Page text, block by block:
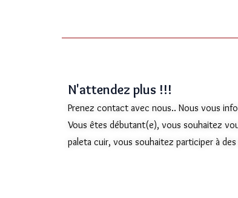
N'attendez plus !!!
Prenez contact avec nous.. Nous vous
Vous êtes débutant(e), vous souhaitez
paleta cuir, vous souhaitez participer à